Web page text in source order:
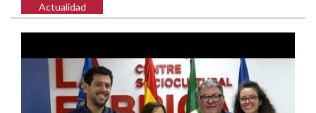
Actualidad